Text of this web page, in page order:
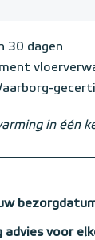
30 dagen
in één
advies voor